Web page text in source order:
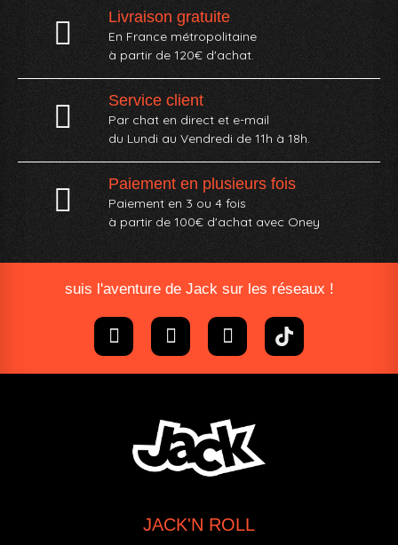
Livraison gratuite
En France métropolitaine
à partir de 120€ d'achat.
Service client
Par chat en direct et e-mail
du Lundi au Vendredi de 11h à 18h.
Paiement en plusieurs fois
Paiement en 3 ou 4 fois
à partir de 100€ d'achat avec Oney​
suis l'aventure de Jack sur les réseaux !
JACK'N ROLL